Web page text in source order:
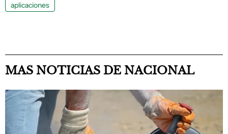
aplicaciones
MAS NOTICIAS DE NACIONAL